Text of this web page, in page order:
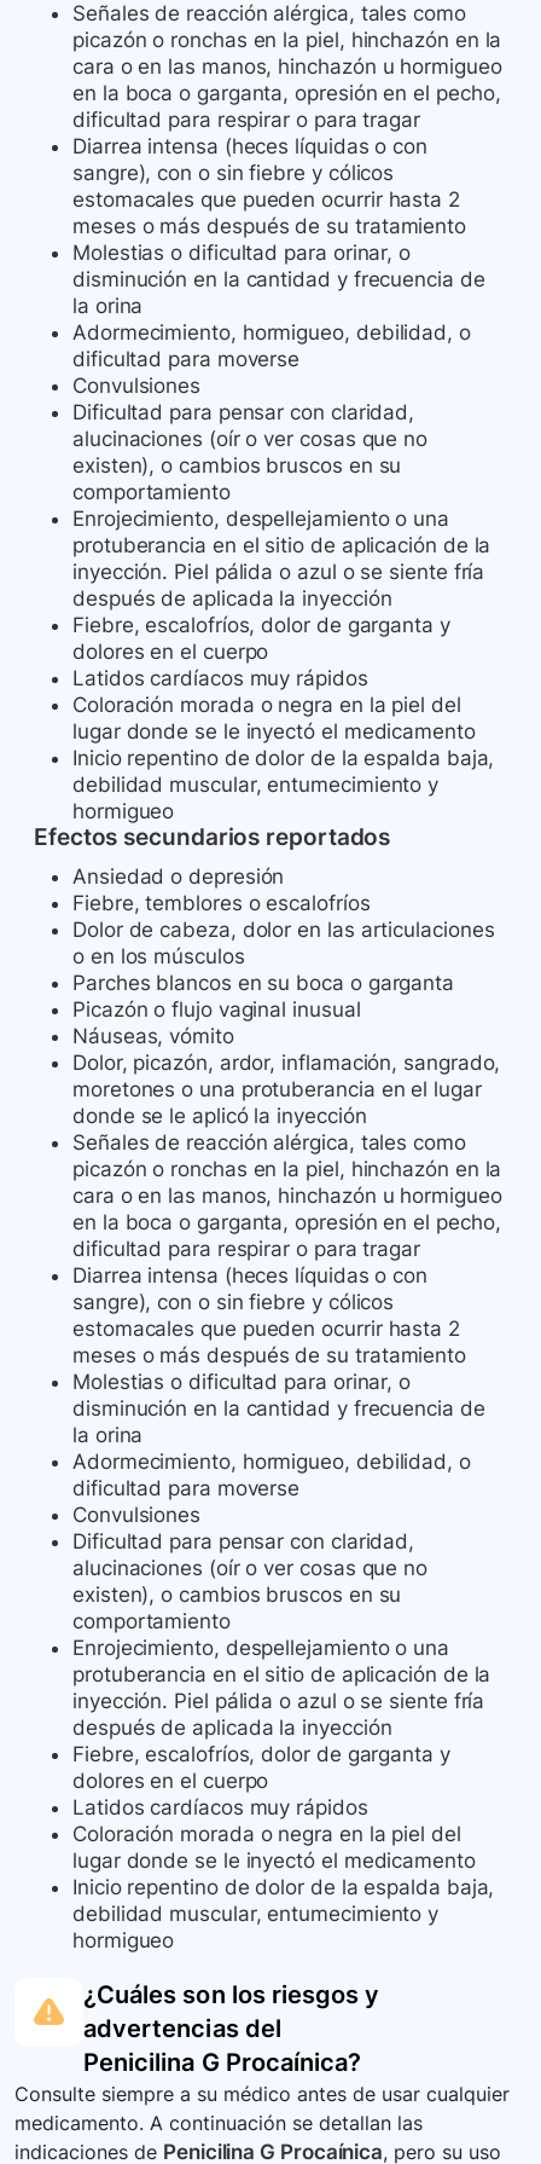
Señales de reacción alérgica, tales como
picazón o ronchas en la piel, hinchazón en la
cara o en las manos, hinchazón u hormigueo
en la boca o garganta, opresión en el pecho,
dificultad para respirar o para tragar
Diarrea intensa (heces líquidas o con
sangre), con o sin fiebre y cólicos
estomacales que pueden ocurrir hasta 2
meses o más después de su tratamiento
Molestias o dificultad para orinar, o
disminución en la cantidad y frecuencia de
la orina
Adormecimiento, hormigueo, debilidad, o
dificultad para moverse
Convulsiones
Dificultad para pensar con claridad,
alucinaciones (oír o ver cosas que no
existen), o cambios bruscos en su
comportamiento
Enrojecimiento, despellejamiento o una
protuberancia en el sitio de aplicación de la
inyección. Piel pálida o azul o se siente fría
después de aplicada la inyección
Fiebre, escalofríos, dolor de garganta y
dolores en el cuerpo
Latidos cardíacos muy rápidos
Coloración morada o negra en la piel del
lugar donde se le inyectó el medicamento
Inicio repentino de dolor de la espalda baja,
debilidad muscular, entumecimiento y
hormigueo
Efectos secundarios reportados
Ansiedad o depresión
Fiebre, temblores o escalofríos
Dolor de cabeza, dolor en las articulaciones
o en los músculos
Parches blancos en su boca o garganta
Picazón o flujo vaginal inusual
Náuseas, vómito
Dolor, picazón, ardor, inflamación, sangrado,
moretones o una protuberancia en el lugar
donde se le aplicó la inyección
Señales de reacción alérgica, tales como
picazón o ronchas en la piel, hinchazón en la
cara o en las manos, hinchazón u hormigueo
en la boca o garganta, opresión en el pecho,
dificultad para respirar o para tragar
Diarrea intensa (heces líquidas o con
sangre), con o sin fiebre y cólicos
estomacales que pueden ocurrir hasta 2
meses o más después de su tratamiento
Molestias o dificultad para orinar, o
disminución en la cantidad y frecuencia de
la orina
Adormecimiento, hormigueo, debilidad, o
dificultad para moverse
Convulsiones
Dificultad para pensar con claridad,
alucinaciones (oír o ver cosas que no
existen), o cambios bruscos en su
comportamiento
Enrojecimiento, despellejamiento o una
protuberancia en el sitio de aplicación de la
inyección. Piel pálida o azul o se siente fría
después de aplicada la inyección
Fiebre, escalofríos, dolor de garganta y
dolores en el cuerpo
Latidos cardíacos muy rápidos
Coloración morada o negra en la piel del
lugar donde se le inyectó el medicamento
Inicio repentino de dolor de la espalda baja,
debilidad muscular, entumecimiento y
hormigueo
¿Cuáles son los riesgos y
advertencias del
Penicilina G Procaínica?
Consulte siempre a su médico antes de usar cualquier
medicamento. A continuación se detallan las
indicaciones de Penicilina G Procaínica, pero su uso